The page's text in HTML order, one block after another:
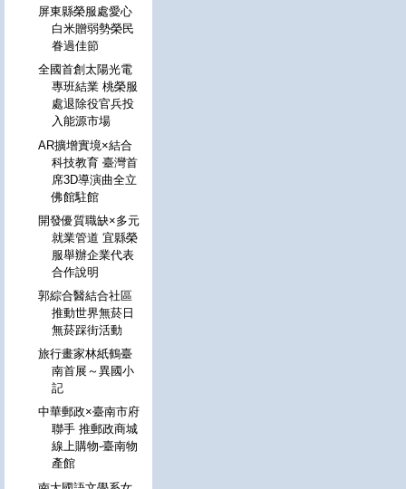
屏東縣榮服處愛心
白米贈弱勢榮民
眷過佳節
全國首創太陽光電
專班結業 桃榮服
處退除役官兵投
入能源市場
AR擴增實境×結合
科技教育 臺灣首
席3D導演曲全立
佛館駐館
開發優質職缺×多元
就業管道 宜縣榮
服舉辦企業代表
合作說明
郭綜合醫結合社區
推動世界無菸日
無菸踩街活動
旅行畫家林紙鶴臺
南首展～異國小
記
中華郵政×臺南市府
聯手 推郵政商城
線上購物-臺南物
產館